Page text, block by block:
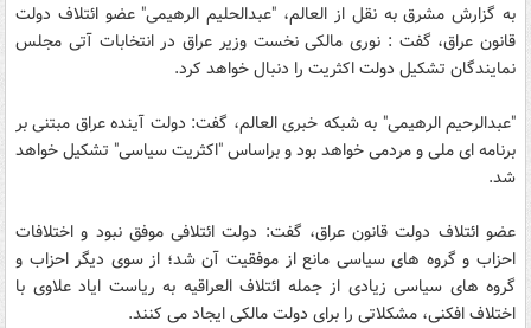
به گزارش مشرق به نقل از العالم، "عبدالحلیم الرهیمی" عضو ائتلاف دولت
قانون عراق، گفت : نوری مالکی نخست وزیر عراق در انتخابات آتی مجلس
نمایندگان تشکیل دولت اکثریت را دنبال خواهد کرد.
"عبدالرحیم الرهیمی" به شبکه خبری العالم، گفت: دولت آینده عراق مبتنی بر
برنامه ای ملی و مردمی خواهد بود و براساس "اکثریت سیاسی" تشکیل خواهد
شد.
عضو ائتلاف دولت قانون عراق، گفت: دولت ائتلافی موفق نبود و اختلافات
احزاب و گروه های سیاسی مانع از موفقیت آن شد؛ از سوی دیگر احزاب و
گروه های سیاسی زیادی از جمله ائتلاف العراقیه به ریاست ایاد علاوی با
اختلاف افکنی، مشکلاتی را برای دولت مالکی ایجاد می کنند.